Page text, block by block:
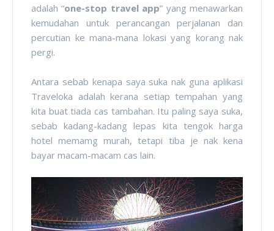
adalah “one-stop travel app” yang menawarkan
kemudahan untuk perancangan perjalanan dan
percutian ke mana-mana lokasi yang korang nak
pergi.
Antara sebab kenapa saya suka nak guna aplikasi
Traveloka adalah kerana setiap tempahan yang
kita buat tiada cas tambahan. Itu paling saya suka,
sebab kadang-kadang lepas kita tengok harga
hotel memamg murah, tetapi tiba je nak kena
bayar macam-macam cas lain.